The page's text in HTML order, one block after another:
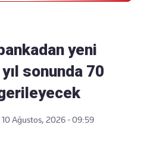
yeni
sonunda 70
10 Ağustos, 2026 - 09:59